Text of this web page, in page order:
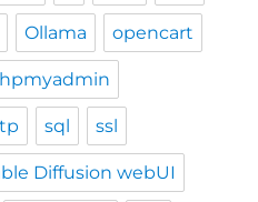
Ollama opencart
sql ssl
Diffusion webUI